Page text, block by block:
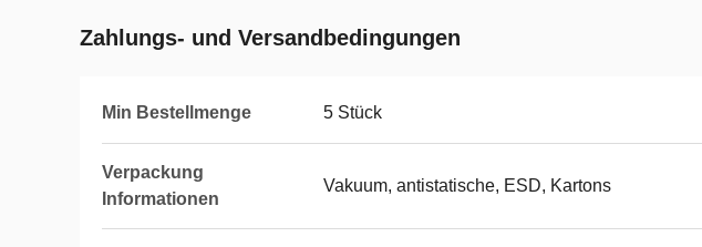
Zahlungs- und Versandbedingungen
Min Bestellmenge 5 Stück
Verpackung
Informationen
Vakuum, antistatische, ESD, Kartons